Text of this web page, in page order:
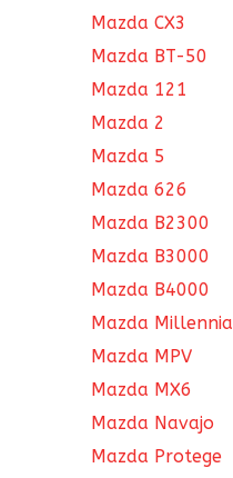
Mazda CX3
Mazda BT-50
Mazda 121
Mazda 2
Mazda 5
Mazda 626
Mazda B2300
Mazda B3000
Mazda B4000
Mazda Millennia
Mazda MPV
Mazda MX6
Mazda Navajo
Mazda Protege